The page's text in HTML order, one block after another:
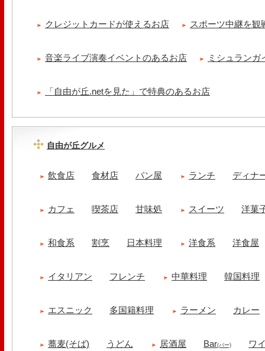
クレジットカードが使えるお店 スポーツ中継を観
音楽ライブ演奏イベントのあるお店 ミシュランガ
「自由が丘.netを見た」で特典のあるお店
自由が丘グルメ
飲食店 食材店 パン屋 ランチ ディナ
カフェ 喫茶店 甘味処 スイーツ 洋菓
和食系 割烹 日本料理 洋食系 洋食屋
イタリアン フレンチ 中華料理 韓国料理
エスニック 多国籍料理 ラーメン カレー
蕎麦(そば) うどん 居酒屋 Bar(バー) ワ